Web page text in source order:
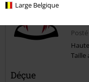
Large Belgique
Envoyer le commentaire
Taille
Déçue